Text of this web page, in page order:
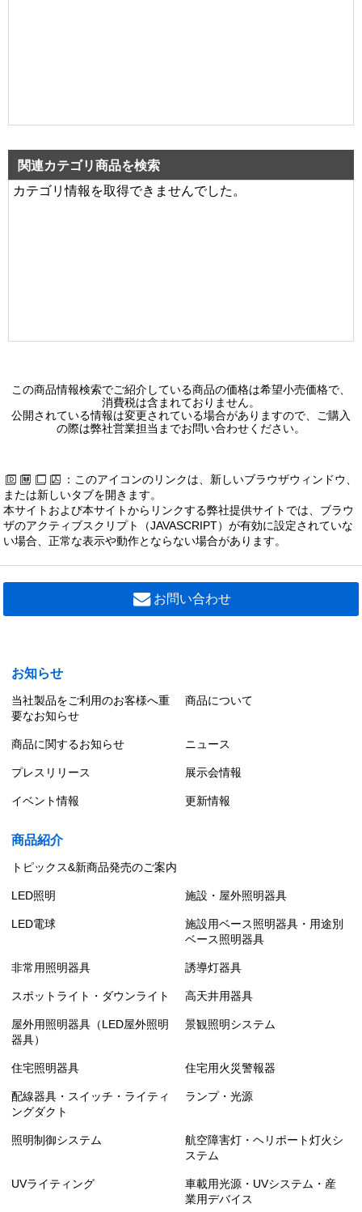
関連カテゴリ商品を検索
カテゴリ情報を取得できませんでした。
この商品情報検索でご紹介している商品の価格は希望小売価格で、
消費税は含まれておりません。
公開されている情報は変更されている場合がありますので、ご購入
の際は弊社営業担当までお問い合わせください。
：このアイコンのリンクは、新しいブラウザウィンドウ、
または新しいタブを開きます。
本サイトおよび本サイトからリンクする弊社提供サイトでは、ブラウ
ザのアクティブスクリプト（JAVASCRIPT）が有効に設定されていな
い場合、正常な表示や動作とならない場合があります。
お問い合わせ
お知らせ
当社製品をご利用のお客様へ重
要なお知らせ
商品について
商品に関するお知らせ ニュース
プレスリリース 展示会情報
イベント情報 更新情報
商品紹介
トピックス&新商品発売のご案内
LED照明 施設・屋外照明器具
LED電球
施設用ベース照明器具・用途別
ベース照明器具
非常用照明器具 誘導灯器具
スポットライト・ダウンライト 高天井用器具
屋外用照明器具（LED屋外照明
器具）
景観照明システム
住宅照明器具 住宅用火災警報器
配線器具・スイッチ・ライティ
ングダクト
ランプ・光源
照明制御システム
航空障害灯・ヘリポート灯火シ
ステム
UVライティング
車載用光源・UVシステム・産
業用デバイス